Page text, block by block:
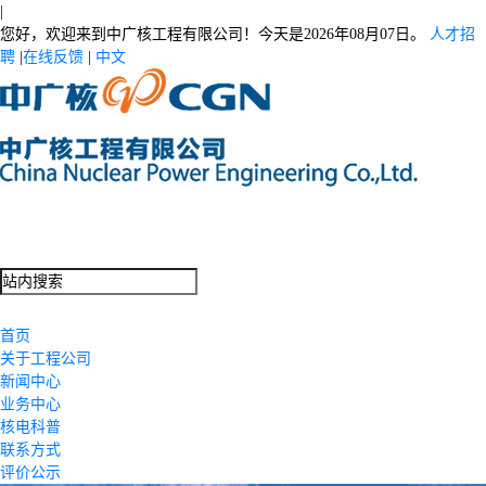
您好，欢迎来到中广核工程有限公司！今天是2026年08月07日。
人才招
聘 在线反馈 中文
首页
关于工程公司
新闻中心
业务中心
核电科普
联系方式
评价公示